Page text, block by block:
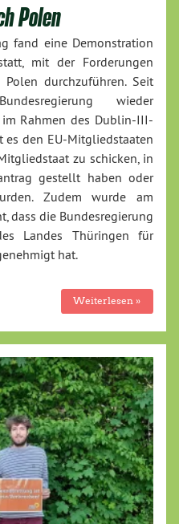
Polen
fand eine Demonstration
mit der Forderungen
durchzuführen. Seit
wieder
Rahmen des Dublin-III-
es den EU-Mitgliedstaaten
zu schicken, in
gestellt haben oder
Zudem wurde am
dass die Bundesregierung
Landes Thüringen für
hat.
Weiterlesen »